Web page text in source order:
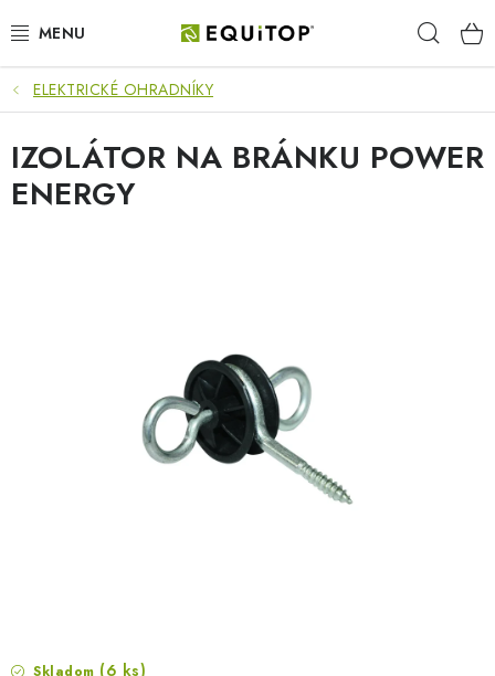
na
JAZDEC
KÔŇ
PONY
DARČEKOVÉ POUKAZY
ZNAČKY
ELEKTRICKÉ OHRADNÍKY
Skladom (6 ks)
IZOLÁTOR NA BRÁNKU POWER
ENERGY